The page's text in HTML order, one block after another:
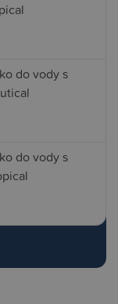
do vody s
do vody s